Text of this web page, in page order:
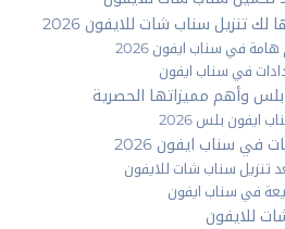
تنزيل سناب شات للايفون 2026
في سناب ايفون 2026
في سناب ايفون
وأهم مميزاتها الحصرية
ايفون بلس 2026
سناب ايفون 2026
تنزيل سناب شات للايفون
في سناب ايفون
للايفون